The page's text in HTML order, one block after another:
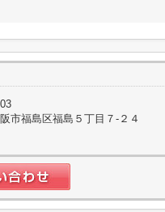
市福島区福島５丁目７-２４